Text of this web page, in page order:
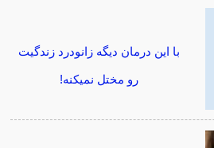
با این درمان دیگه زانودرد زندگیت
رو مختل نمیکنه!